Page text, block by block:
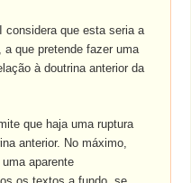
considera que esta seria a
a que pretende fazer uma
à doutrina anterior da
que haja uma ruptura
anterior. No máximo,
aparente